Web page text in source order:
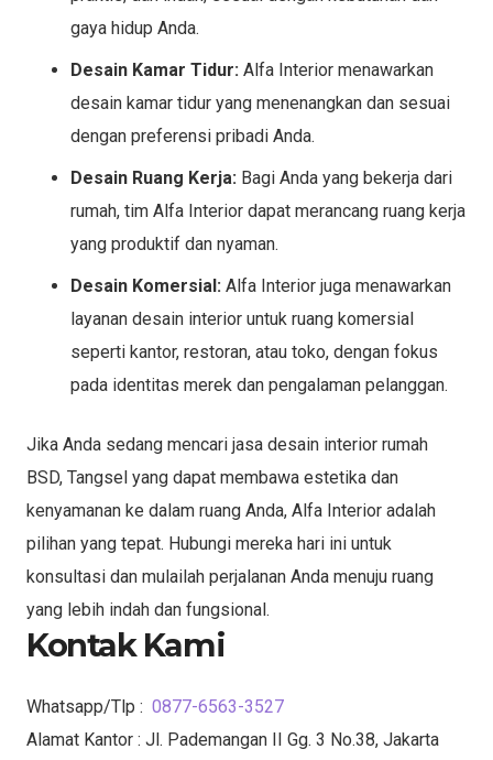
gaya hidup Anda.
Desain Kamar Tidur: Alfa Interior menawarkan
desain kamar tidur yang menenangkan dan sesuai
dengan preferensi pribadi Anda.
Desain Ruang Kerja: Bagi Anda yang bekerja dari
rumah, tim Alfa Interior dapat merancang ruang kerja
yang produktif dan nyaman.
Desain Komersial: Alfa Interior juga menawarkan
layanan desain interior untuk ruang komersial
seperti kantor, restoran, atau toko, dengan fokus
pada identitas merek dan pengalaman pelanggan.
Jika Anda sedang mencari jasa desain interior rumah
BSD, Tangsel yang dapat membawa estetika dan
kenyamanan ke dalam ruang Anda, Alfa Interior adalah
pilihan yang tepat. Hubungi mereka hari ini untuk
konsultasi dan mulailah perjalanan Anda menuju ruang
yang lebih indah dan fungsional.
Kontak Kami
Whatsapp/Tlp : 0877-6563-3527
Alamat Kantor : Jl. Pademangan II Gg. 3 No.38, Jakarta